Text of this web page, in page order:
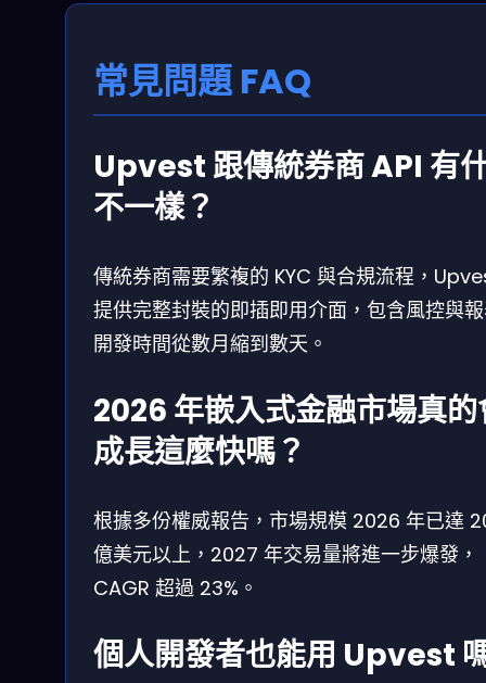
常見問題 FAQ
Upvest 跟傳統券商 API 有
不一樣？
傳統券商需要繁複的 KYC 與合規流程，
提供完整封裝的即插即用介面，包含風控與
開發時間從數月縮到數天。
2026 年嵌入式金融市場真的
成長這麼快嗎？
根據多份權威報告，市場規模 2026 年已達
億美元以上，2027 年交易量將進一步爆發，
CAGR 超過 23%。
個人開發者也能用 Upvest